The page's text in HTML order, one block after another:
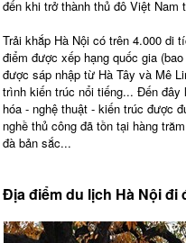
đến khi trở thành thủ đô Việt Nam
Trải khắp Hà Nội có trên 4.000 di
điểm được xếp hạng quốc gia
được sáp nhập từ Hà Tây và Mê
trình kiến trúc nổi tiếng... Đến đây
hóa - nghệ thuật - kiến trúc được
nghề thủ công đã tồn tại hàng
đà bản sắc...
Địa điểm du lịch Hà Nội đi